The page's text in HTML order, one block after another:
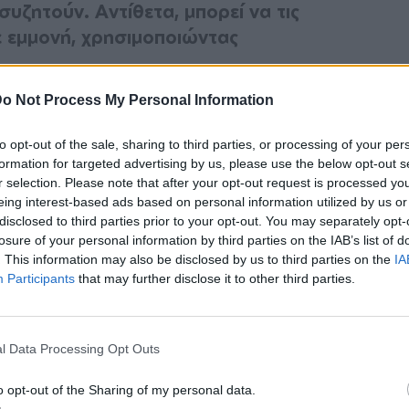
Not Process My Personal Information
opt-out of the sale, sharing to third parties, or processing of your
for targeted advertising by us, please use the below opt-out
selection. Please note that after your opt-out request is processed
interest-based ads based on personal information utilized by us
to third parties prior to your opt-out. You may separately
of your personal information by third parties on the IAB’s list of
This information may also be disclosed by us to third parties on the
Participants that may further disclose it to other third parties.
Data Processing Opt Outs
opt-out of the Sharing of my personal data.
Αντίθετα, μπορεί να τις
χρησιμοποιώντας
παρατηρούν πόση πνευματική και
για να ακολουθήσουν αυτούς τους
μια άλλη οπτική πάνω σε αυτό το
γιατί είναι απολύτως φυσιολογικό
λίγο. Και όπως αποδεικνύεται, μπορεί να
και να μας κάνει να νιώσουμε καλύτερα
είμαστε
ΔΙΑΦΗΜΙΣΗ